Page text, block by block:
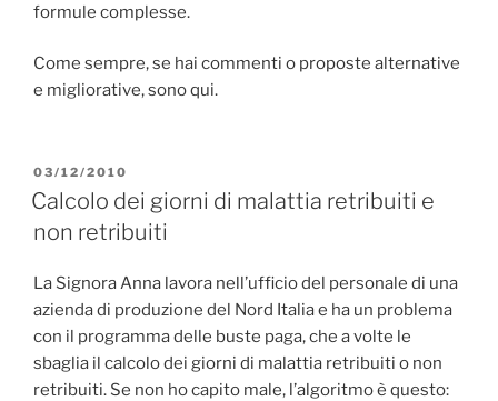
formule complesse.
Come sempre, se hai commenti o proposte alternative
e migliorative, sono qui.
PUBBLICATO
IL
03/12/2010
Calcolo dei giorni di malattia retribuiti e
non retribuiti
La Signora Anna lavora nell’ufficio del personale di una
azienda di produzione del Nord Italia e ha un problema
con il programma delle buste paga, che a volte le
sbaglia il calcolo dei giorni di malattia retribuiti o non
retribuiti. Se non ho capito male, l’algoritmo è questo: